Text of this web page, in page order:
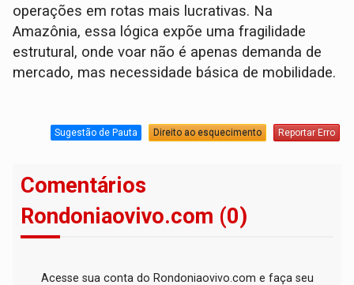
operações em rotas mais lucrativas. Na
Amazônia, essa lógica expõe uma fragilidade
estrutural, onde voar não é apenas demanda de
mercado, mas necessidade básica de mobilidade.
Sugestão de Pauta Direito ao esquecimento Reportar Erro
Comentários
Rondoniaovivo.com (0)
Acesse sua conta do Rondoniaovivo.com e faça seu